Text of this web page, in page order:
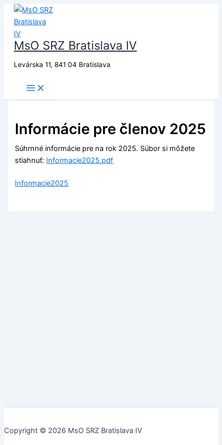
Preskočiť
obsah
MsO SRZ Bratislava IV
Levárska 11, 841 04 Bratislava
Informácie pre členov 2025
Súhrnné informácie pre na rok 2025. Súbor si môžete
stiahnuť: Informacie2025.pdf
Informacie2025
Copyright © 2026 MsO SRZ Bratislava IV